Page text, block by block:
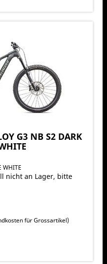
G3 NB S2 DARK
WHITE
nicht an Lager, bitte
für Grossartikel)